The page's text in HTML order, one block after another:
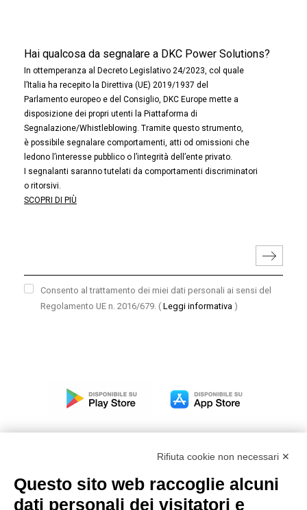
Hai qualcosa da segnalare a DKC Power Solutions?
In ottemperanza al Decreto Legislativo 24/2023, col quale
l’Italia ha recepito la Direttiva (UE) 2019/1937 del
Parlamento europeo e del Consiglio, DKC Europe mette a
disposizione dei propri utenti la Piattaforma di
Segnalazione/Whistleblowing. Tramite questo strumento,
è possibile segnalare comportamenti, atti od omissioni che
ledono l’interesse pubblico o l’integrità dell’ente privato.
I segnalanti saranno tutelati da comportamenti discriminatori
o ritorsivi.
SCOPRI DI PIÙ
Consento al trattamento dei miei dati personali ai sensi del
Regolamento UE n. 2016/679. ( Leggi informativa )
Modello organizzativo, gestione e controllo – D. lgs.
231/2001
Rifiuta cookie non necessari ✕
Questo sito web raccoglie alcuni
dati personali dei visitatori e